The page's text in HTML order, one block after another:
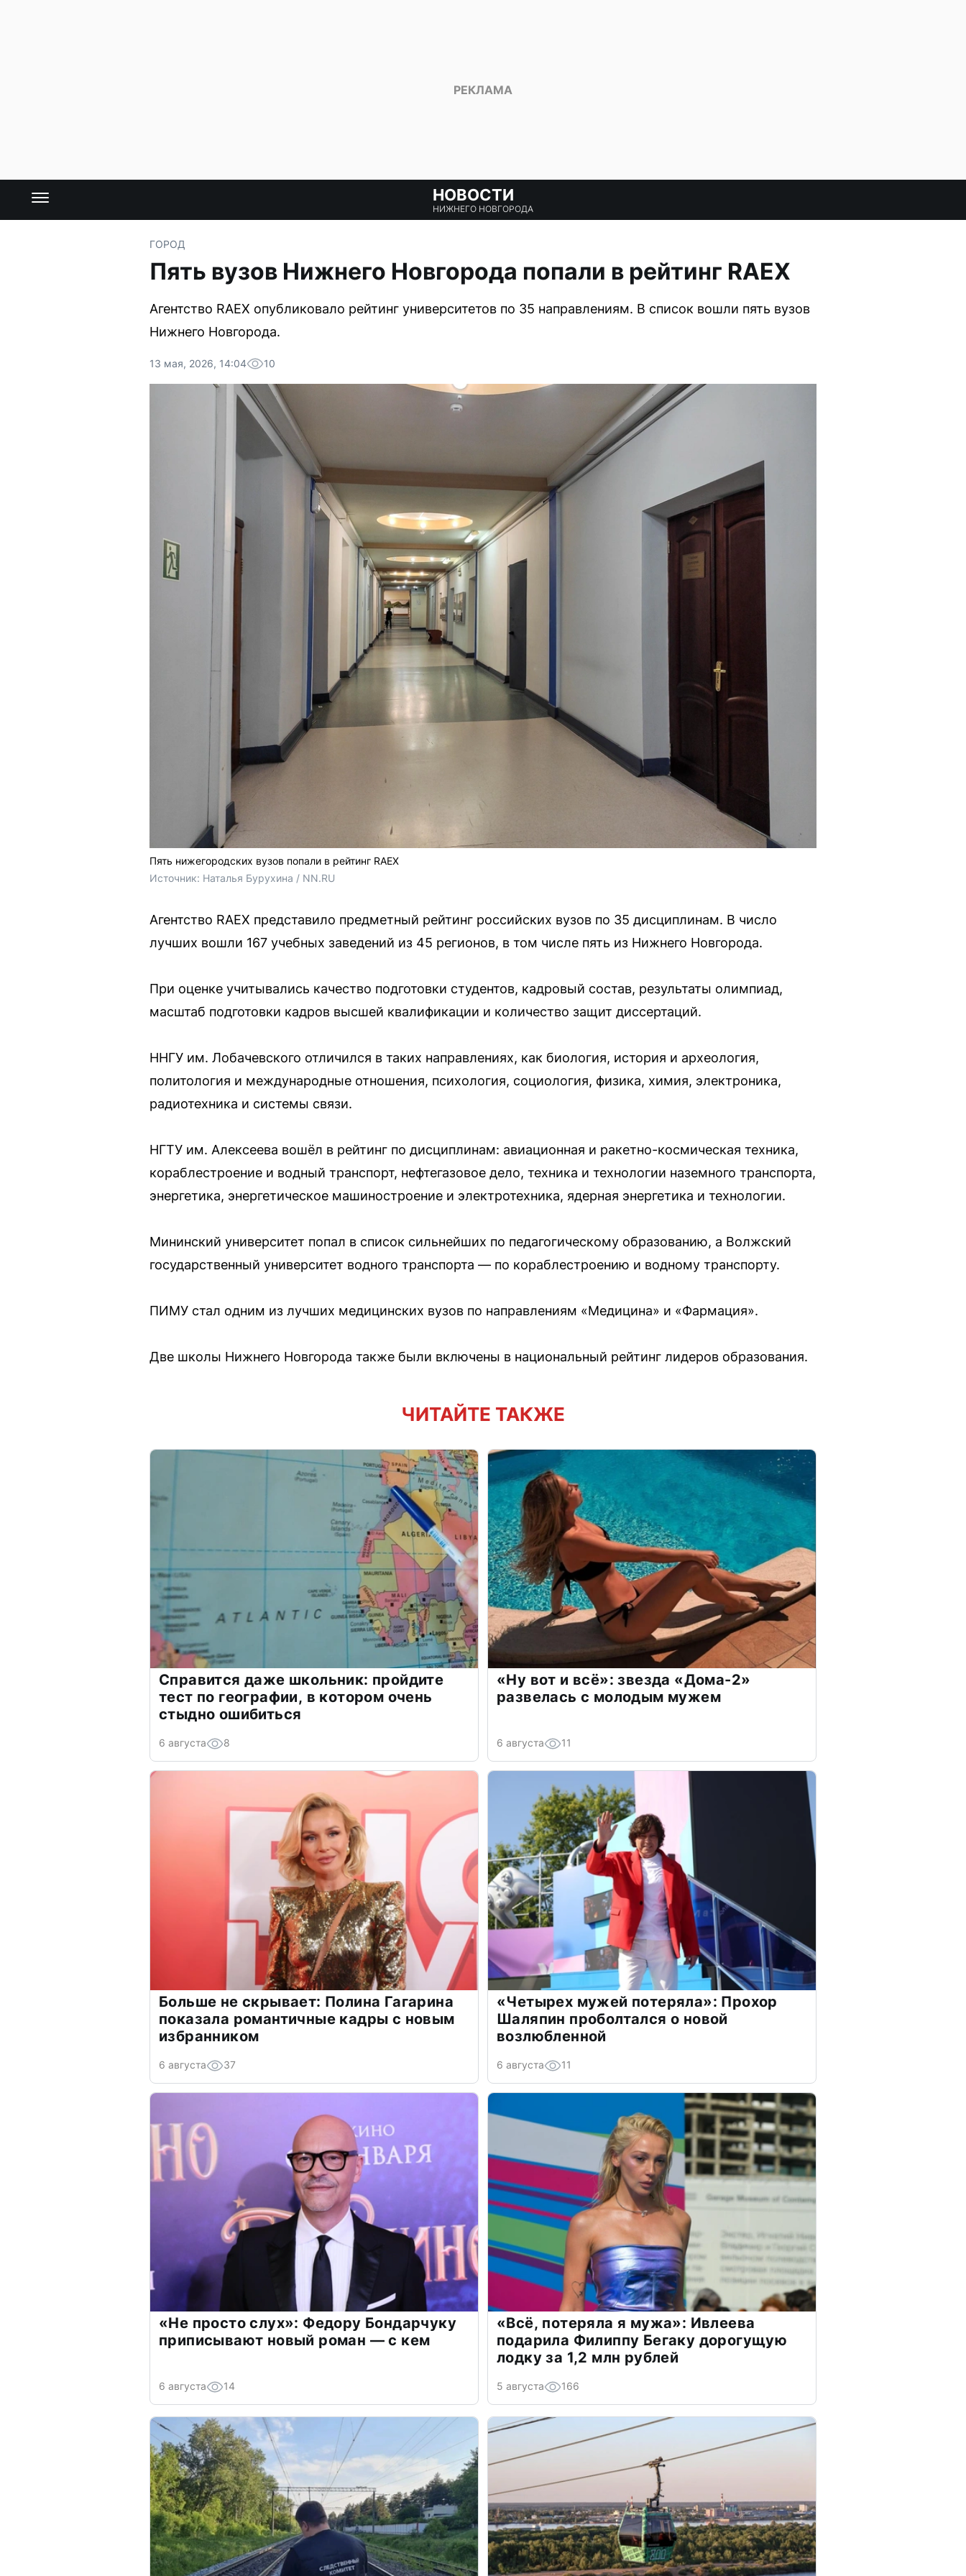
НОВОСТИ
НИЖНЕГО НОВГОРОДА
ГОРОД
Пять вузов Нижнего Новгорода попали в рейтинг RAEX
Агентство RAEX опубликовало рейтинг университетов по 35 направлениям. В список вошли пять вузов
Нижнего Новгорода.
13 мая, 2026, 14:04 10
Пять нижегородских вузов попали в рейтинг RAEX
Источник: Наталья Бурухина / NN.RU
Агентство RAEX представило предметный рейтинг российских вузов по 35 дисциплинам. В число
лучших вошли 167 учебных заведений из 45 регионов, в том числе пять из Нижнего Новгорода.
При оценке учитывались качество подготовки студентов, кадровый состав, результаты олимпиад,
масштаб подготовки кадров высшей квалификации и количество защит диссертаций.
ННГУ им. Лобачевского отличился в таких направлениях, как биология, история и археология,
политология и международные отношения, психология, социология, физика, химия, электроника,
радиотехника и системы связи.
НГТУ им. Алексеева вошёл в рейтинг по дисциплинам: авиационная и ракетно-космическая техника,
кораблестроение и водный транспорт, нефтегазовое дело, техника и технологии наземного транспорта,
энергетика, энергетическое машиностроение и электротехника, ядерная энергетика и технологии.
Мининский университет попал в список сильнейших по педагогическому образованию, а Волжский
государственный университет водного транспорта — по кораблестроению и водному транспорту.
ПИМУ стал одним из лучших медицинских вузов по направлениям «Медицина» и «Фармация».
Две школы Нижнего Новгорода также были включены в национальный рейтинг лидеров образования.
ЧИТАЙТЕ ТАКЖЕ
Справится даже школьник: пройдите
тест по географии, в котором очень
стыдно ошибиться
6 августа 8
«Ну вот и всё»: звезда «Дома-2»
развелась с молодым мужем
6 августа 11
Больше не скрывает: Полина Гагарина
показала романтичные кадры с новым
избранником
6 августа 37
«Четырех мужей потеряла»: Прохор
Шаляпин проболтался о новой
возлюбленной
6 августа 11
«Не просто слух»: Федору Бондарчуку
приписывают новый роман — с кем
6 августа 14
«Всё, потеряла я мужа»: Ивлеева
подарила Филиппу Бегаку дорогущую
лодку за 1,2 млн рублей
5 августа 166